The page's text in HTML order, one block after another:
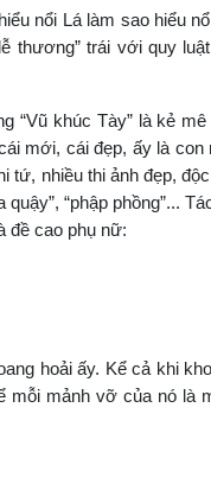
nổi Lá làm sao hiểu
thương” trái với quy
“Vũ khúc Tày” là kẻ
mới, cái đẹp, ấy là con
nhiều thi ảnh đẹp,
“phập phồng”...
đề cao phụ nữ:
hoải ấy. Kể cả khi
mảnh vỡ của nó là